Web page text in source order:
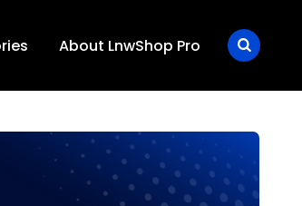
About LnwShop Pro